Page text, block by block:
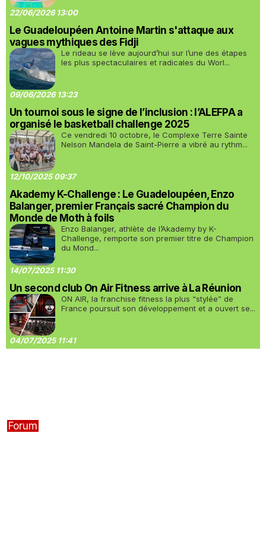
22/06/2026 13:00
Le Guadeloupéen Antoine Martin s'attaque aux
vagues mythiques des Fidji
Le rideau se lève aujourd’hui sur l’une des étapes
les plus spectaculaires et radicales du Worl...
09/06/2026 13:23
Un tournoi sous le signe de l’inclusion : l’ALEFPA a
organisé le basketball challenge 2025
Ce vendredi 10 octobre, le Complexe Terre Sainte
Nelson Mandela de Saint-Pierre a vibré au rythm...
12/10/2025 09:37
Akademy K-Challenge : Le Guadeloupéen, Enzo
Balanger, premier Français sacré Champion du
Monde de Moth à foils
Enzo Balanger, athlète de l’Akademy by K-
Challenge, remporte son premier titre de Champion
du Mond...
14/07/2025 11:30
Un second club On Air Fitness arrive à La Réunion
ON AIR, la franchise fitness la plus “stylée” de
France poursuit son développement et a ouvert se...
04/07/2025 11:41
Forum